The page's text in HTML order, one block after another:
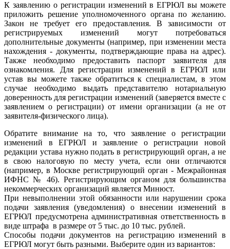
К заявлению о регистрации изменений в ЕГРЮЛ вы можете
приложить решение уполномоченного органа по желанию.
Закон не требует его предоставления. В зависимости от
регистрируемых изменений могут потребоваться
дополнительные документы (например, при изменении места
нахождения - документы, подтверждающие права на адрес).
Также необходимо предоставить паспорт заявителя для
ознакомления. Для регистрации изменений в ЕГРЮЛ или
устав вы можете также обратиться к специалистам, в этом
случае необходимо выдать представителю нотариальную
доверенность для регистрации изменений (заверяется вместе с
заявлением о регистрации) от имени организации (а не от
заявителя-физического лица).
Обратите внимание на то, что заявление о регистрации
изменений в ЕГРЮЛ и заявление о регистрации новой
редакции устава нужно подать в регистрирующий орган, а не
в свою налоговую по месту учета, если они отличаются
(например, в Москве регистрирующий орган - Межрайонная
ИФНС № 46). Регистрирующим органом для большинства
некоммерческих организаций является Минюст.
При невыполнении этой обязанности или нарушении срока
подачи заявления (уведомления) о внесении изменений в
ЕГРЮЛ предусмотрена административная ответственность в
виде штрафа в размере от 5 тыс. до 10 тыс. рублей.
Способы подачи документов на регистрацию изменений в
ЕГРЮЛ могут быть разными. Выберите один из вариантов: